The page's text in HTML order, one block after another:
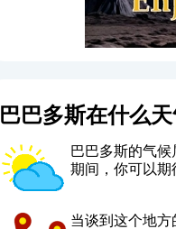
巴巴多斯在什么
巴巴多斯的气
期间，你可以期
当谈到这个地